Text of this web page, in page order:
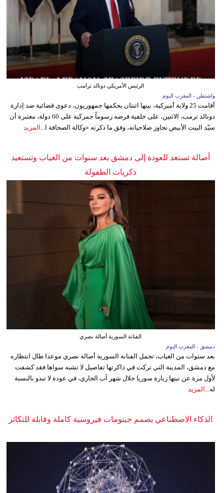
الرئيس الأمريكي دونالد ترامب
واشنطن - المغرب اليوم
أقامت 25 ولاية أميركية، بينها اثنتان يحكمها جمهوريون، دعوى قضائية ضد إدارة
دونالد ترمب، الاثنين، على خلفية فرضه رسوماً جمركية على 60 دولة، معتبرة أن
سيّد البيت الأبيض تجاوز صلاحياته، وفق ما ذكرته «وكالة الصحافة ا...
المزيد
أصالة تستعد للعودة إلى دمشق بعد سنوات من الغياب وتستعيد
ذكريات الطفولة
الفنانة السورية أصالة نصري
دمشق - المغرب اليوم
بعد سنوات من الغياب، تحمل الفنانة السورية أصالة نصري موعدا طال انتظاره
مع دمشق، المدينة التي تركت في ذاكرتها تفاصيل لا تشبه سواها.فقد كشفت
لأول مرة عن نيتها زيارة سوريا خلال شهر آب الجاري، في عودة لا تبدو بالنسبة
له... المزيد
الذكاء الاصطناعي يصمم جينومات فيروسية كاملة وقابلة للتكاثر